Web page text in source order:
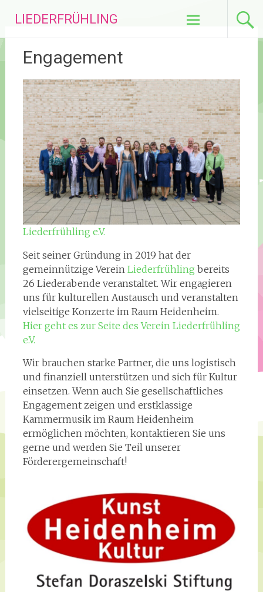
Inhalt
springen
LIEDERFRÜHLING
Engagement
Liederfrühling e.V.
Seit seiner Gründung in 2019 hat der
gemeinnützige Verein Liederfrühling bereits
26 Liederabende veranstaltet. Wir engagieren
uns für kulturellen Austausch und veranstalten
vielseitige Konzerte im Raum Heidenheim.
Hier geht es zur Seite des Verein Liederfrühling
e.V.
Wir brauchen starke Partner, die uns logistisch
und finanziell unterstützen und sich für Kultur
einsetzen. Wenn auch Sie gesellschaftliches
Engagement zeigen und erstklassige
Kammermusik im Raum Heidenheim
ermöglichen möchten, kontaktieren Sie uns
gerne und werden Sie Teil unserer
Förderergemeinschaft!